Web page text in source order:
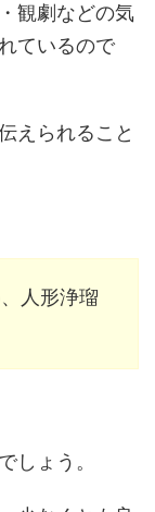
観劇などの気
ているので
えられること
人形浄瑠
しょう。